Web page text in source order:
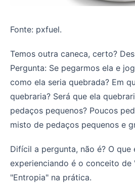
Fonte: pxfuel.
Temos outra caneca, certo?
Pergunta: Se pegarmos ela e
como ela seria quebrada? Em
quebraria? Será que ela
pedaços pequenos? Poucos
misto de pedaços pequenos e
Difícil a pergunta, não é? O que
experienciando é o conceito de
"Entropia" na prática.